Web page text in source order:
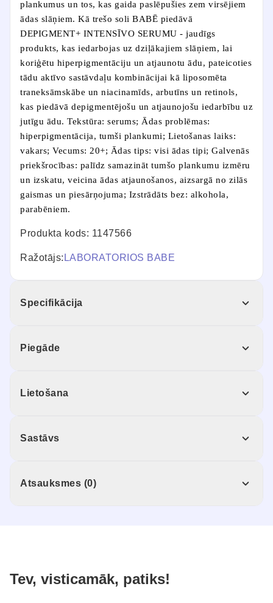
plankumus un tos, kas gaida paslēpušies zem virsējiem
ādas slāņiem. Kā trešo soli BABĒ piedāvā
DEPIGMENT+ INTENSĪVO SERUMU - jaudīgs
produkts, kas iedarbojas uz dziļākajiem slāņiem, lai
koriģētu hiperpigmentāciju un atjaunotu ādu, pateicoties
tādu aktīvo sastāvdaļu kombinācijai kā liposomēta
traneksāmskābe un niacinamīds, arbutīns un retinols,
kas piedāvā depigmentējošu un atjaunojošu iedarbību uz
jutīgu ādu. Tekstūra: serums; Ādas problēmas:
hiperpigmentācija, tumši plankumi; Lietošanas laiks:
vakars; Vecums: 20+; Ādas tips: visi ādas tipi; Galvenās
priekšrocības: palīdz samazināt tumšo plankumu izmēru
un izskatu, veicina ādas atjaunošanos, aizsargā no zilās
gaismas un piesārņojuma; Izstrādāts bez: alkohola,
parabēniem.
Produkta kods: 1147566
Ražotājs: LABORATORIOS BABE
Specifikācija
Piegāde
Lietošana
Sastāvs
Atsauksmes (0)
Tev, visticamāk, patiks!